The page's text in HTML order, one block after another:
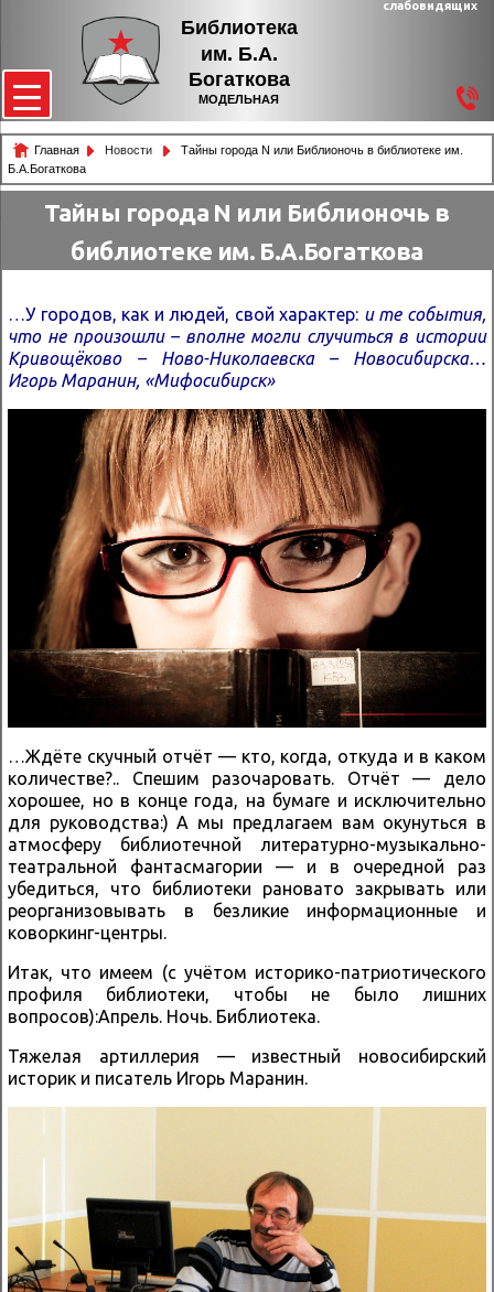
Библиотека
им. Б.А.
Богаткова
МОДЕЛЬНАЯ
слабовидящих
Главная Новости
Тайны города N или Библионочь в библиотеке им.
Б.А.Богаткова
Тайны города N или Библионочь в
библиотеке им. Б.А.Богаткова
…У городов, как и людей, свой характер: и те события,
что не произошли – вполне могли случитьсяв истории
Кривощёково – Ново-Николаевска – Новосибирска…
Игорь Маранин, «Мифосибирск»
…Ждёте скучный отчёт — кто, когда, откуда и в каком
количестве?.. Спешим разочаровать. Отчёт — дело
хорошее, но в конце года, на бумаге и исключительно
для руководства:) А мы предлагаем вам окунуться в
атмосферу библиотечной литературно-музыкально-
театральной фантасмагории — и в очередной раз
убедиться, что библиотеки рановато закрывать или
реорганизовывать в безликие информационные и
коворкинг-центры.
Итак, что имеем (с учётом историко-патриотического
профиля библиотеки, чтобы не было лишних
вопросов):Апрель. Ночь. Библиотека.
Тяжелая артиллерия — известный новосибирский
историк и писатель Игорь Маранин.